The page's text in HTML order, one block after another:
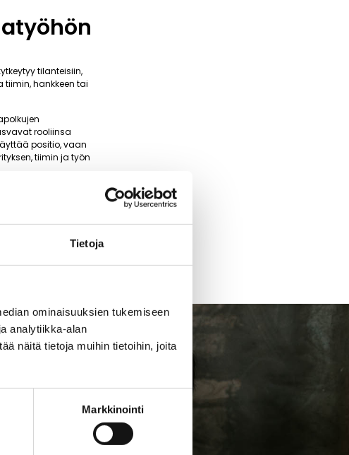
Tietoja
ominaisuuksien tukemiseen
analytiikka-alan
näitä tietoja muihin tietoihin, joita
Markkinointi
tilanteisiin,
hankkeen tai
rooliinsa
positio, vaan
tiimin ja työn